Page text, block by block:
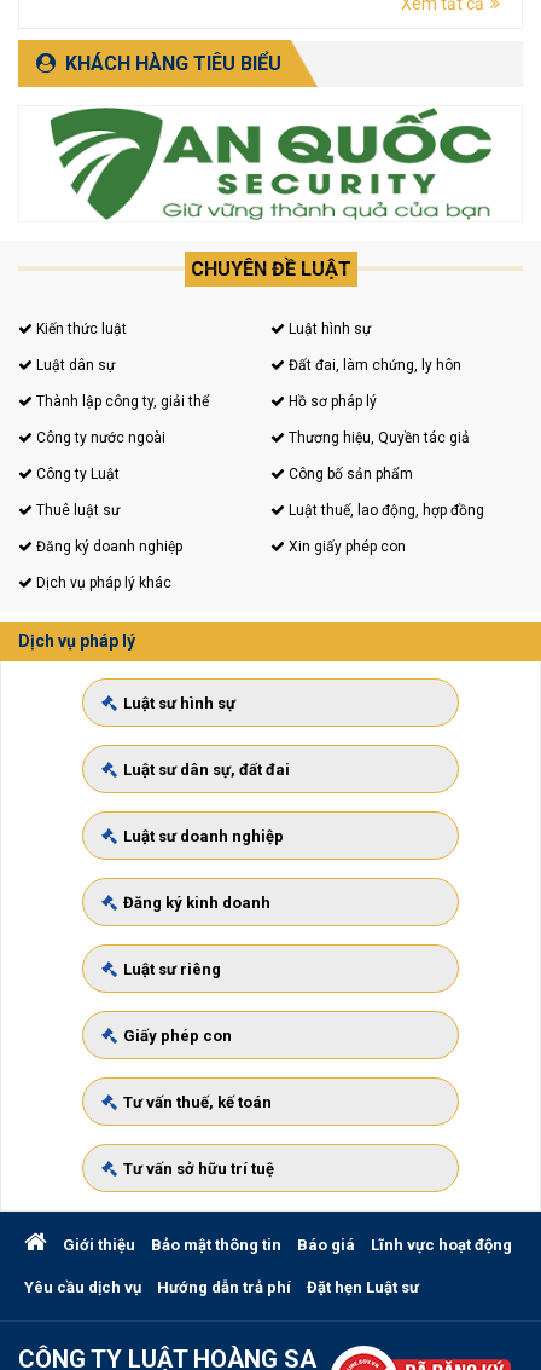
Dịch vụ Luật sư uy tín tại LÂM ĐỒNG (LÂM ĐỒNG, ĐẮK
KHÁCH HÀNG TIÊU BIỂU
CHUYÊN ĐỀ LUẬT
Kiến thức luật Luật hình sự
Luật dân sự Đất đai, làm chứng, ly hôn
Thành lập công ty, giải thể Hồ sơ pháp lý
Công ty nước ngoài Thương hiệu, Quyền tác giả
Công ty Luật Công bố sản phẩm
Thuê luật sư Luật thuế, lao động, hợp đồng
Đăng ký doanh nghiệp Xin giấy phép con
Dịch vụ pháp lý khác
Dịch vụ pháp lý
Luật sư hình sự
Luật sư dân sự, đất đai
Luật sư doanh nghiệp
Đăng ký kinh doanh
Luật sư riêng
Giấy phép con
Tư vấn thuế, kế toán
Tư vấn sở hữu trí tuệ
Giới thiệu Bảo mật thông tin Báo giá Lĩnh vực hoạt động
Yêu cầu dịch vụ Hướng dẫn trả phí Đặt hẹn Luật sư
CÔNG TY LUẬT HOÀNG SA